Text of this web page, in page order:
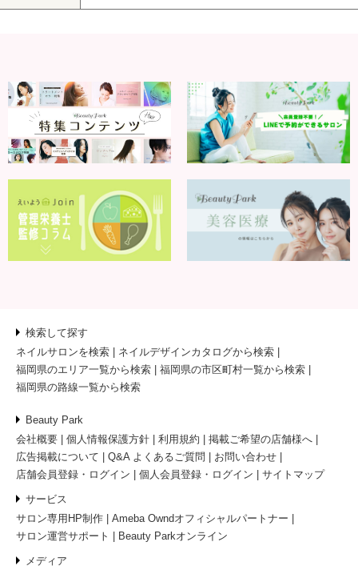
検索して探す
ネイルサロンを検索
ネイルデザインカタログから検索
福岡県のエリア一覧から検索
福岡県の市区町村一覧から検索
福岡県の路線一覧から検索
Beauty Park
会社概要
個人情報保護方針 利用規約
掲載ご希望の店舗様へ
広告掲載について
Q&A よくあるご質問
お問い合わせ
店舗会員登録・ログイン
個人会員登録・ログイン サイトマップ
サービス
サロン専用HP制作
Ameba Owndオフィシャルパートナー
サロン運営サポート
Beauty Parkオンライン
メディア